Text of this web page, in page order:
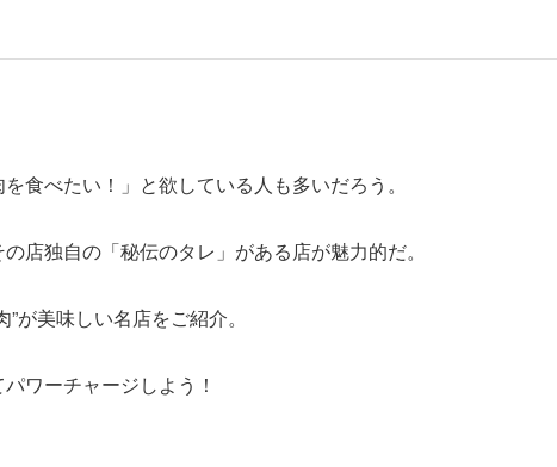
食べたい！」と欲している人も多いだろう。
店独自の「秘伝のタレ」がある店が魅力的だ。
が美味しい名店をご紹介。
ワーチャージしよう！